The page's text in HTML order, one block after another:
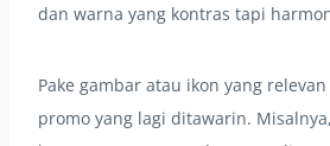
dan warna yang kontras tapi
Pake gambar atau ikon yang
promo yang lagi ditawarin.